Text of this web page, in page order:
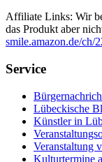
Affiliate Links: Wir
das Produkt aber
smile.amazon.de/ch/
Service
Lübeckische
Künstler in
Veranstaltung
Kulturtermine